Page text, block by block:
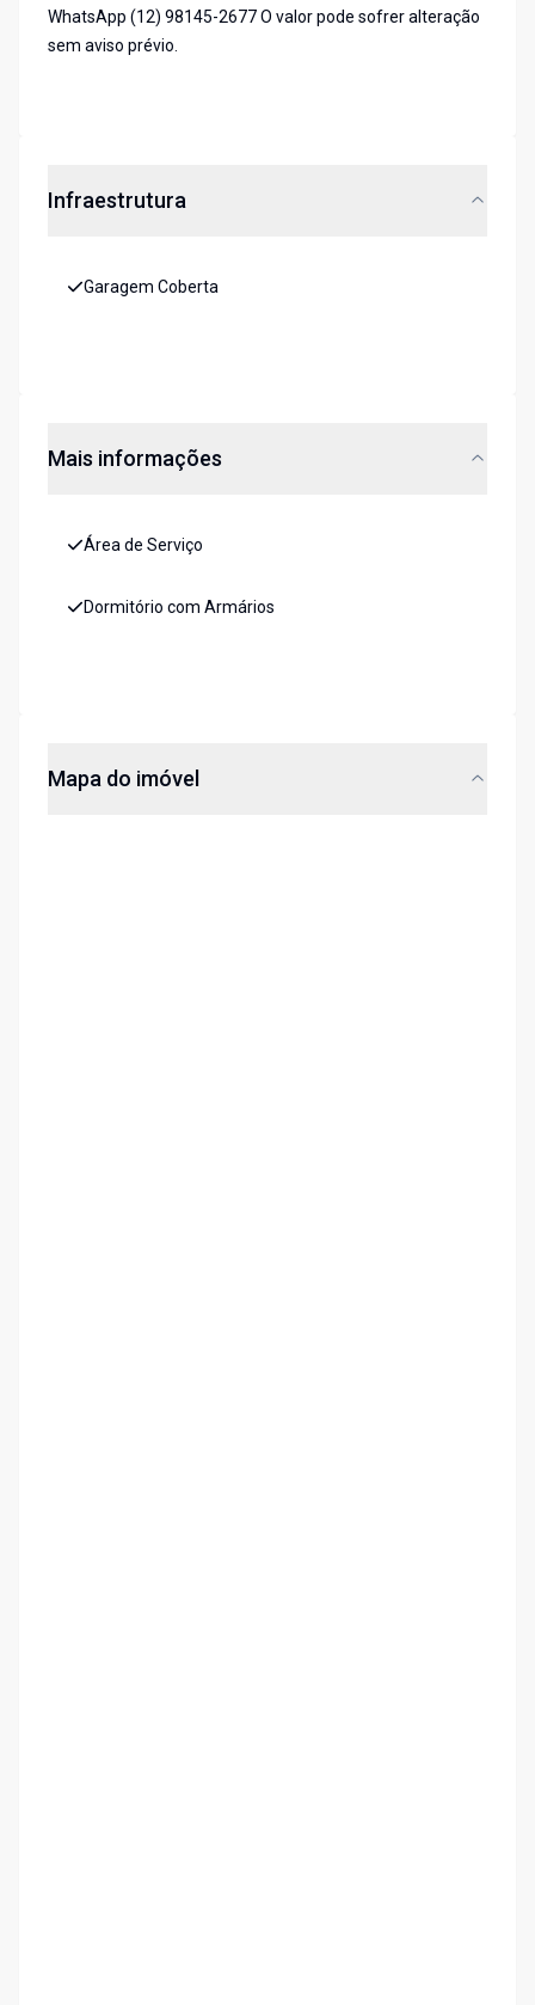
WhatsApp (12) 98145-2677 O valor pode sofrer alteração
sem aviso prévio.
Infraestrutura
Garagem Coberta
Mais informações
Área de Serviço
Dormitório com Armários
Mapa do imóvel